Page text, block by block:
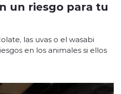
un riesgo para tu
las uvas o el wasabi
en los animales si ellos